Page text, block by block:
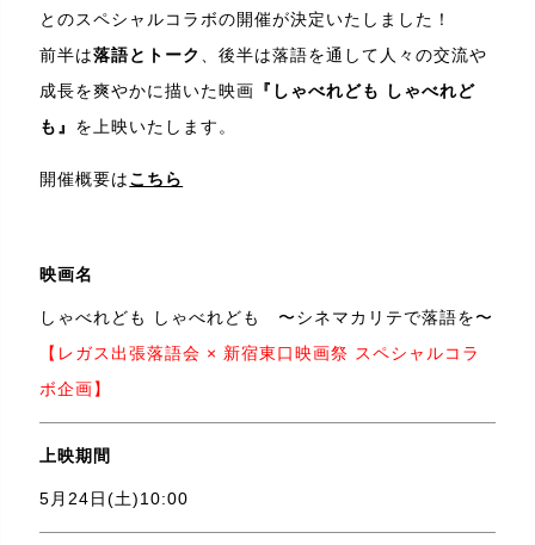
とのスペシャルコラボの開催が決定いたしました！
前半は落語とトーク
、後半は落語を通して人々の交流や
成長を爽やかに描いた映画 『しゃべれども しゃべれど
も』 を上映いたします。
開催概要はこちら
映画名
しゃべれども しゃべれども 〜シネマカリテで落語を〜
【レガス出張落語会 × 新宿東口映画祭 スペシャルコラ
ボ企画】
上映期間
5月24日(土)10:00